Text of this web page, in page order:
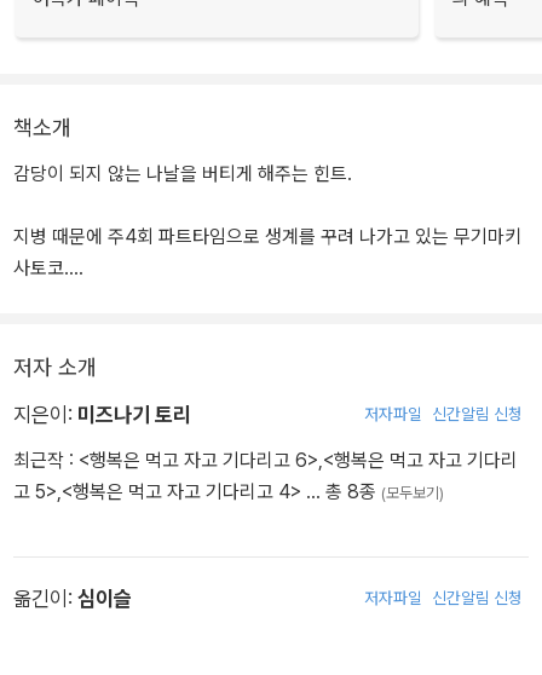
책소개
감당이 되지 않는 나날을 버티게 해주는 힌트.
지병 때문에 주4회 파트타임으로 생계를 꾸려 나가고 있는 무기마키
사토코.
단지, 회사 사람들과 교류를 돈독히 다지며 사토코는 조금씩 앞을 향
SHIAWASE WA TABETE NETE MATE
ⓒ2024 TORI MIZUNAGI (AKITASHOTEN JAPAN
저자 소개
지은이: 미즈나기 토리 저자파일 신간알림 신청
최근작 : <행복은 먹고 자고 기다리고 6> <행복은 먹고 자고 기다리
고 5> <행복은 먹고 자고 기다리고 4> … 총 8종 (모두보기)
옮긴이: 심이슬 저자파일 신간알림 신청